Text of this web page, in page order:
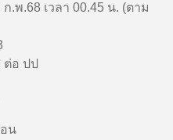
.พ.68 เวลา 00.45 น. (ตาม
อ ปป
น